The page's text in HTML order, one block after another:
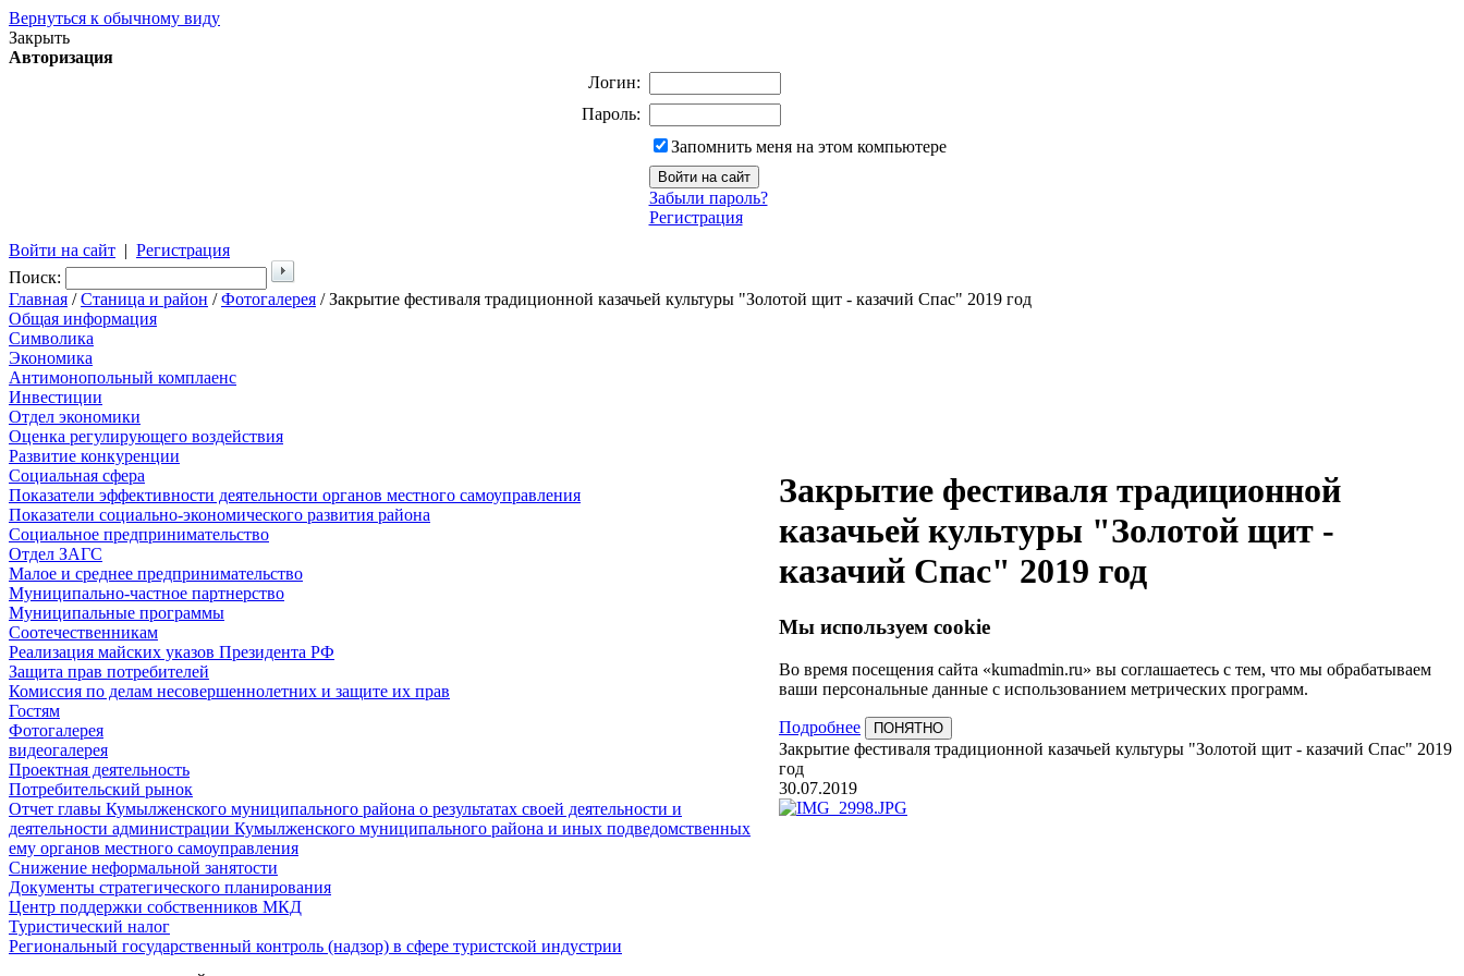
Вернуться к обычному виду
Закрыть
Авторизация
Логин:
Пароль:
Запомнить меня на этом компьютере
Забыли пароль?
Регистрация
Войти на сайт | Регистрация
Поиск:
Главная /Станица и район /Фотогалерея / Закрытие фестиваля традиционной казачьей культуры "Золотой щит - казачий Спас" 2019 год
Общая информация
Символика
Экономика
Антимонопольный комплаенс
Инвестиции
Отдел экономики
Оценка регулирующего воздействия
Развитие конкуренции
Социальная сфера
Показатели эффективности деятельности органов местного самоуправления
Показатели социально-экономического развития района
Социальное предпринимательство
Отдел ЗАГС
Малое и среднее предпринимательство
Муниципально-частное партнерство
Муниципальные программы
Соотечественникам
Реализация майских указов Президента РФ
Защита прав потребителей
Комиссия по делам несовершеннолетних и защите их прав
Гостям
Фотогалерея
видеогалерея
Проектная деятельность
Потребительский рынок
Отчет главы Кумылженского муниципального района о результатах своей деятельности и
деятельности администрации Кумылженского муниципального района и иных подведомственных
ему органов местного самоуправления
Снижение неформальной занятости
Документы стратегического планирования
Центр поддержки собственников МКД
Туристический налог
Региональный государственный контроль (надзор) в сфере туристской индустрии
Закрытие фестиваля традиционной
казачьей культуры "Золотой щит -
казачий Спас" 2019 год
Мы используем cookie
Во время посещения сайта «kumadmin.ru» вы соглашаетесь с тем, что мы обрабатываем
ваши персональные данные с использованием метрических программ.
Подробнее ПОНЯТНО
Закрытие фестиваля традиционной казачьей культуры "Золотой щит - казачий Спас" 2019
год
30.07.2019